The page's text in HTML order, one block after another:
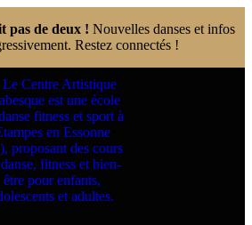
pas de deux ! Nouvelles danses et infos
Restez connectés !